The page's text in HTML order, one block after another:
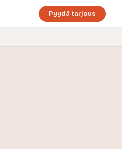
Pyydä tarjous